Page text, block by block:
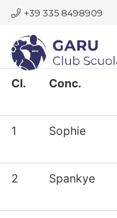
+39 335 8498909
Cl. Conc.
1 Sophie
2 Spankye